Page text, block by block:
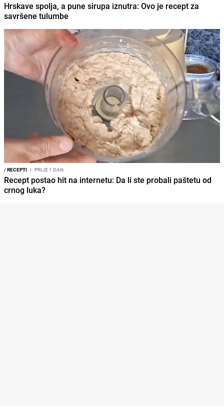
Hrskave spolja, a pune sirupa iznutra: Ovo je recept za
savršene tulumbe
/RECEPTI I PRIJE 1 DAN
Recept postao hit na internetu: Da li ste probali paštetu od
crnog luka?